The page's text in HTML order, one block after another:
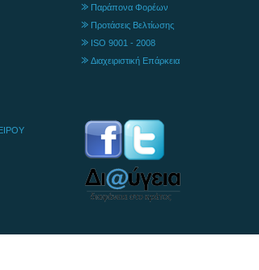
Παράπονα Φορέων
Προτάσεις Βελτίωσης
ISO 9001 - 2008
Διαχειριστική Επάρκεια